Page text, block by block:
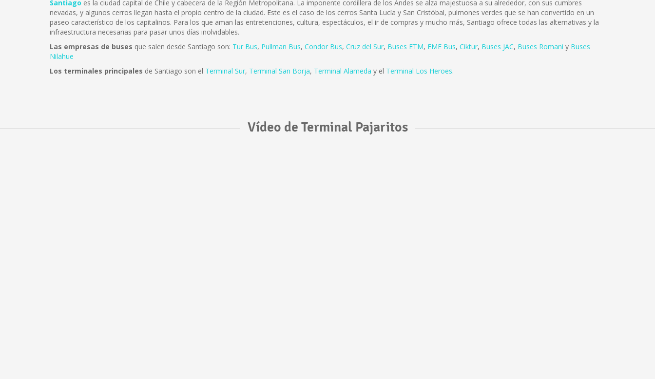
Santiago es la ciudad capital de Chile y cabecera de la Región Metropolitana. La imponente cordillera de los Andes se alza majestuosa a su alrededor, con sus cumbres
nevadas, y algunos cerros llegan hasta el propio centro de la ciudad. Este es el caso de los cerros Santa Lucía y San Cristóbal, pulmones verdes que se han convertido en un
paseo característico de los capitalinos. Para los que aman las entretenciones, cultura, espectáculos, el ir de compras y mucho más, Santiago ofrece todas las alternativas y la
infraestructura necesarias para pasar unos días inolvidables.
Las empresas de buses que salen desde Santiago son: Tur Bus, Pullman Bus, Condor Bus, Cruz del Sur, Buses ETM, EME Bus, Ciktur, Buses JAC, Buses Romani y Buses
Nilahue
Los terminales principales de Santiago son el Terminal Sur, Terminal San Borja, Terminal Alameda y el Terminal Los Heroes.
Vídeo de Terminal Pajaritos